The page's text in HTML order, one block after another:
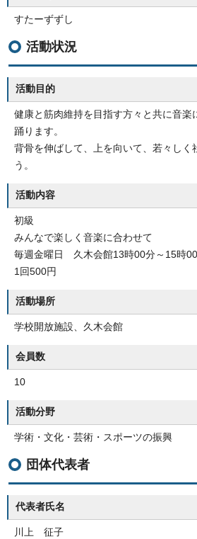
すたーずずし
活動状況
活動目的
健康と筋肉維持を目指す方々と共に音楽
踊ります。
背骨を伸ばして、上を向いて、若々しく
う。
活動内容
初級
みんなで楽しく音楽に合わせて
毎週金曜日 久木会館13時00分～15時
1回500円
活動場所
学校開放施設、久木会館
会員数
10
活動分野
学術・文化・芸術・スポーツの振興
団体代表者
代表者氏名
川上 征子